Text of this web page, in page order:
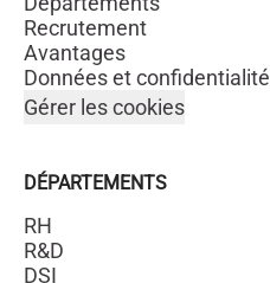
Recrutement
Avantages
Données et confidentialité
Gérer les cookies
DÉPARTEMENTS
RH
R&D
DSI